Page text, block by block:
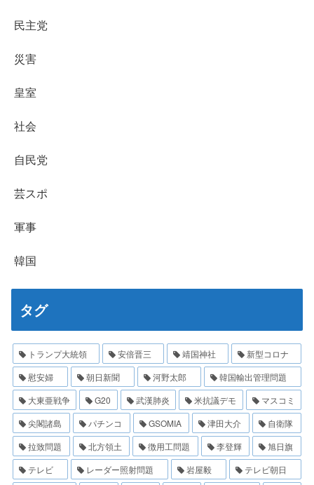
民主党
災害
皇室
社会
自民党
芸スポ
軍事
韓国
タグ
トランプ大統領 安倍晋三 靖国神社
新型コロナ
慰安婦
朝日新聞 河野太郎
韓国輸出管理問題
大東亜戦争
G20 武漢肺炎 米抗議デモ
マスコミ
尖閣諸島
パチンコ GSOMIA 津田大介
自衛隊
拉致問題
北方領土 徴用工問題 李登輝
旭日旗
テレビ
レーダー照射問題 岩屋毅
テレビ朝日